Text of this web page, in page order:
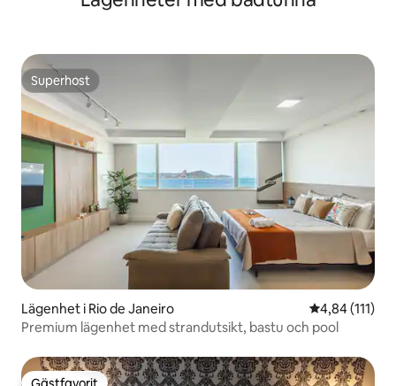
Superhost
Superhost
Lägenhet i Rio de Janeiro 4,84 av 5 i
4,84 (111)
Premium lägenhet med strandutsikt, bastu och pool